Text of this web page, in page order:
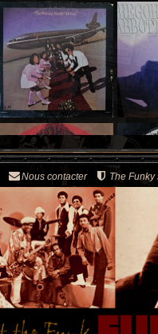
The Funky
Nous contacter